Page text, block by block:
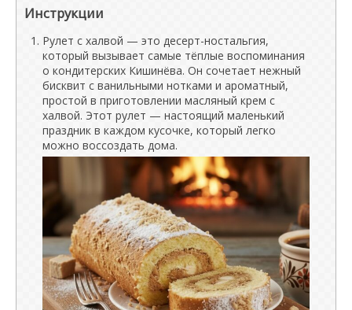
Инструкции
Рулет с халвой — это десерт-ностальгия,
который вызывает самые тёплые воспоминания
о кондитерских Кишинёва. Он сочетает нежный
бисквит с ванильными нотками и ароматный,
простой в приготовлении масляный крем с
халвой. Этот рулет — настоящий маленький
праздник в каждом кусочке, который легко
можно воссоздать дома.